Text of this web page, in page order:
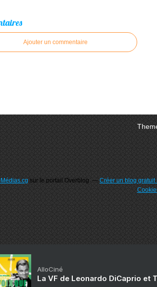
Ajouter un commentaire
sur le portail Overblog Créer un blog gratuit
AlloCiné
La VF de Leonardo DiCaprio et